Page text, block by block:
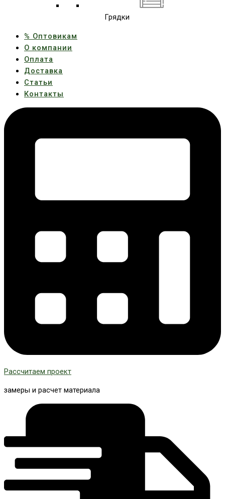
Грядки
% Оптовикам
О компании
Оплата
Доставка
Статьи
Контакты
Рассчитаем проект
замеры и расчет материала